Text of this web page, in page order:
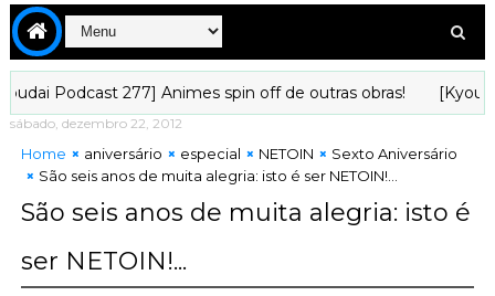
277] Animes spin off de outras obras! [Kyoudai
sábado, dezembro 22, 2012
Home aniversário especial NETOIN
Sexto Aniversário
São seis anos de muita alegria: isto é ser NETOIN!...
São seis anos de muita alegria: isto é
ser NETOIN!...